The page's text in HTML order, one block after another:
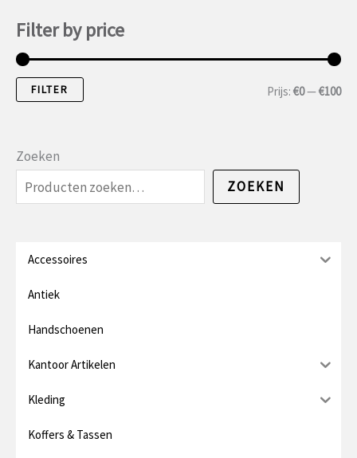
Filter by price
MM
FILTER Prijs: €0—€100
Zoeken
ZOEKEN
Accessoires
Antiek
Handschoenen
Kantoor Artikelen
Kleding
Koffers & Tassen